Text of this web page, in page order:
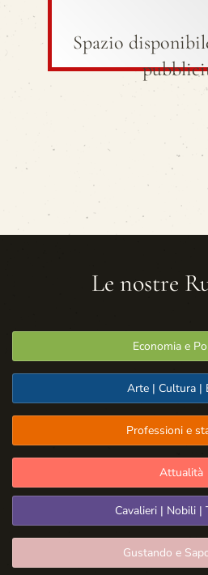
Spazio
Le nostre
Economia e
Arte | Cultura |
Professioni e
Attualità
Cavalieri | Nobili |
Gustando e